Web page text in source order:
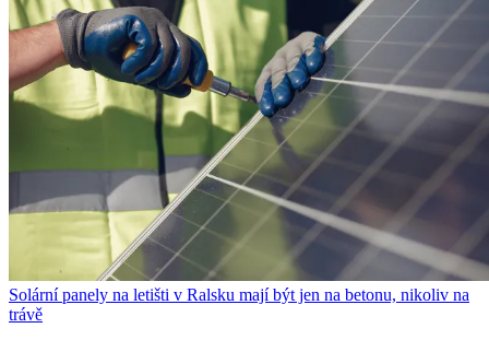
Solární panely na letišti v Ralsku mají být jen na betonu, nikoliv na
trávě